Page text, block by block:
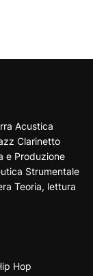
Acustica
Clarinetto
e Produzione
Strumentale
Teoria, lettura
Hop